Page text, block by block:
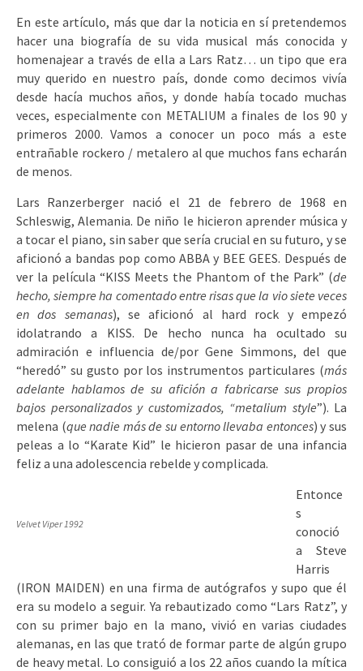
En este artículo, más que dar la noticia en sí pretendemos
hacer una biografía de su vida musical más conocida y
homenajear a través de ella a Lars Ratz… un tipo que era
muy querido en nuestro país, donde como decimos vivía
desde hacía muchos años, y donde había tocado muchas
veces, especialmente con METALIUM a finales de los 90 y
primeros 2000. Vamos a conocer un poco más a este
entrañable rockero / metalero al que muchos fans echarán
de menos.
Lars Ranzerberger nació el 21 de febrero de 1968 en
Schleswig, Alemania. De niño le hicieron aprender música y
a tocar el piano, sin saber que sería crucial en su futuro, y se
aficionó a bandas pop como ABBA y BEE GEES. Después de
ver la película “KISS Meets the Phantom of the Park” (de
hecho, siempre ha comentado entre risas que la vio siete veces
en dos semanas), se aficionó al hard rock y empezó
idolatrando a KISS. De hecho nunca ha ocultado su
admiración e influencia de/por Gene Simmons, del que
“heredó” su gusto por los instrumentos particulares (más
adelante hablamos de su afición a fabricarse sus propios
bajos personalizados y customizados, “metalium style”). La
melena (que nadie más de su entorno llevaba entonces) y sus
peleas a lo “Karate Kid” le hicieron pasar de una infancia
feliz a una adolescencia rebelde y complicada.
Velvet Viper 1992
Entonce
s
conoció
a Steve
Harris
(IRON MAIDEN) en una firma de autógrafos y supo que él
era su modelo a seguir. Ya rebautizado como “Lars Ratz”, y
con su primer bajo en la mano, vivió en varias ciudades
alemanas, en las que trató de formar parte de algún grupo
de heavy metal. Lo consiguió a los 22 años cuando la mítica